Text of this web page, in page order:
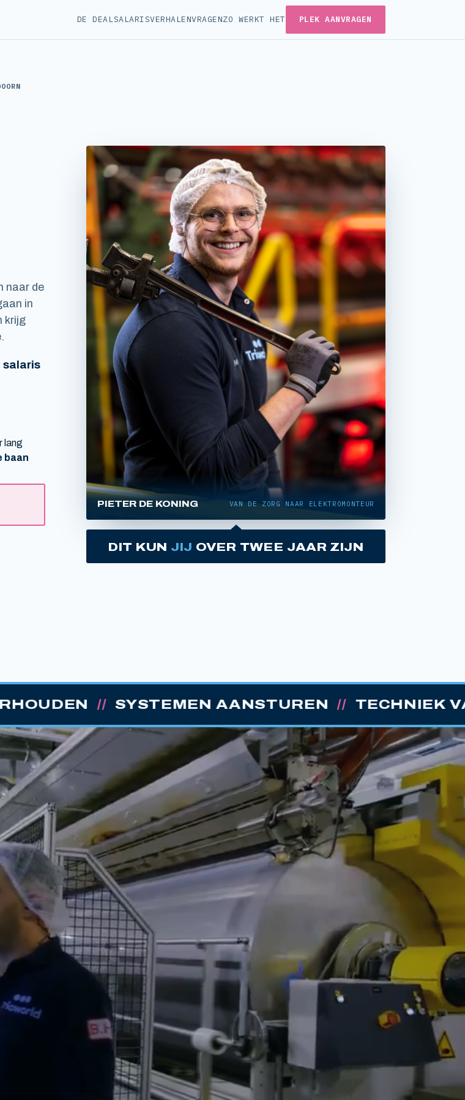
DE DEALSALARISVERHALENVRAGENZO WERKT HET PLEK AANVRAGEN
naar de
in
krijg
salaris
lang
baan
PIETER DE KONING VAN DE ZORG NAAR ELEKTROMONTEUR
DIT KUN JIJ OVER TWEE JAAR ZIJN
AANSTUREN // TECHNIEK VAN MORGEN